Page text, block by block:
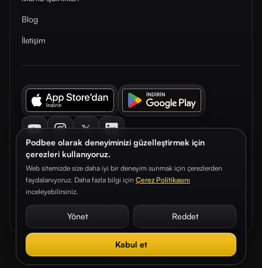
Podbee olarak deneyiminizi güzelleştirmek için
çerezleri kullanıyoruz.
Web sitemizde size daha iyi bir deneyim sunmak için çerezlerden
faydalanıyoruz. Daha fazla bilgi için Çerez Politikasını
inceleyebilirsiniz.
Yönet Reddet
Kabul et
Blog
İletişim
© 2026. Podbee Media. Tüm hakları saklıdır.
Çerez TercihleriAydınlatma Metni Gizlilik Sözleşmesi